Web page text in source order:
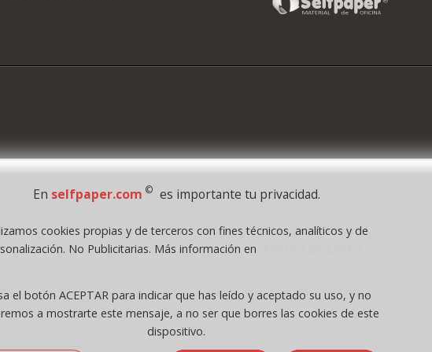
- 2026 Grupo Selfpaper. Todos los derechos reservados
Tomo 7263, Libro 4565, Folio 1, Sección 8, Hoja V-85203.
En selfpaper.com © es importante tu privacidad.
cookies propias y de terceros con fines técnicos, analíticos y de
No Publicitarias. Más información en
el botón ACEPTAR para indicar que has leído y aceptado su uso, y no
a mostrarte este mensaje, a no ser que borres las cookies de este
dispositivo.